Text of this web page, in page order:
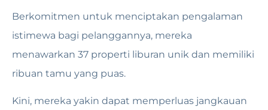
Berkomitmen untuk menciptakan pengalaman
istimewa bagi pelanggannya, mereka
menawarkan 37 properti liburan unik dan memiliki
ribuan tamu yang puas.
Kini, mereka yakin dapat memperluas jangkauan